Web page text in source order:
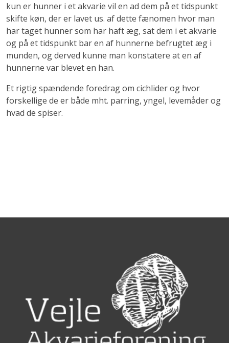
kun er hunner i et akvarie vil en ad dem på et tidspunkt
skifte køn, der er lavet us. af dette fænomen hvor man
har taget hunner som har haft æg, sat dem i et akvarie
og på et tidspunkt bar en af hunnerne befrugtet æg i
munden, og derved kunne man konstatere at en af
hunnerne var blevet en han.
Et rigtig spændende foredrag om cichlider og hvor
forskellige de er både mht. parring, yngel, levemåder og
hvad de spiser.